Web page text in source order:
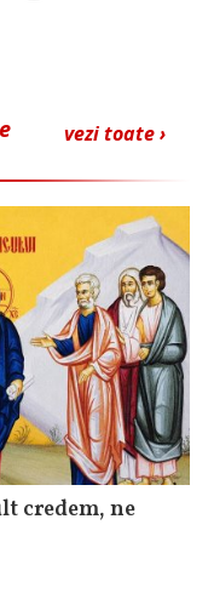
vezi toate ›
credem, ne